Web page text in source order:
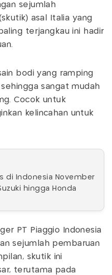
sejumlah
asal Italia yang
terjangkau ini hadir
bodi yang ramping
sangat mudah
Cocok untuk
kelincahan untuk
di Indonesia November
hingga Honda
PT Piaggio Indonesia
sejumlah pembaruan
skutik ini
terutama pada